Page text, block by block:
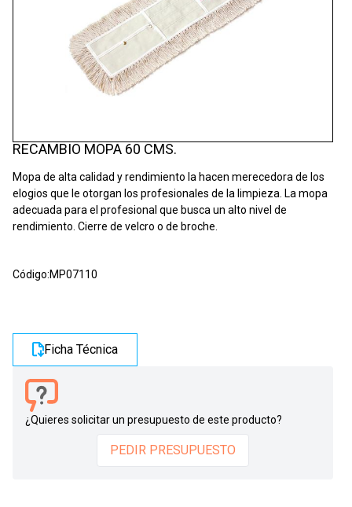
RECAMBIO MOPA 60 CMS.
Mopa de alta calidad y rendimiento la hacen merecedora de los
elogios que le otorgan los profesionales de la limpieza. La mopa
adecuada para el profesional que busca un alto nivel de
rendimiento. Cierre de velcro o de broche.
Código:MP07110
Ficha Técnica
¿Quieres solicitar un presupuesto de este producto?
PEDIR PRESUPUESTO